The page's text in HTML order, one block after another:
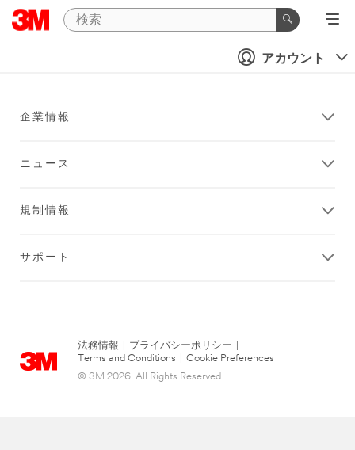
アカウント
企業情報
ニュース
規制情報
サポート
法務情報 プライバシーポリシー
Terms and Conditions
Cookie Preferences
© 3M 2026. All Rights Reserved.